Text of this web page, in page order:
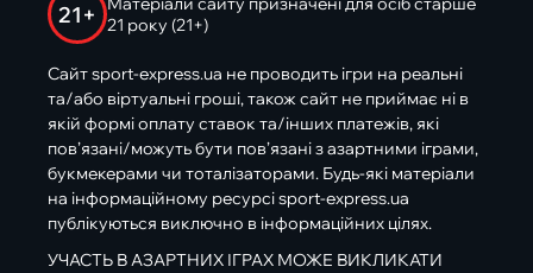
21+
21 року (21+)
Сайт sport-express.ua не проводить ігри на реальні
та/або віртуальні гроші, також сайт не приймає ні в
якій формі оплату ставок та/інших платежів, які
пов’язані/можуть бути пов’язані з азартними іграми,
букмекерами чи тоталізаторами. Будь-які матеріали
на інформаційному ресурсі sport-express.ua
публікуються виключно в інформаційних цілях.
УЧАСТЬ В АЗАРТНИХ ІГРАХ МОЖЕ ВИКЛИКАТИ